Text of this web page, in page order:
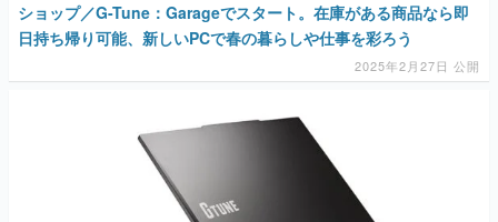
ショップ／G-Tune：Garageでスタート。在庫がある商品なら即
日持ち帰り可能、新しいPCで春の暮らしや仕事を彩ろう
2025年2月27日 公開